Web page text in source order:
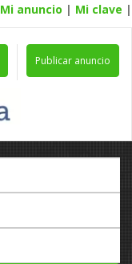
Mi anuncio | Mi clave |
Publicar anuncio